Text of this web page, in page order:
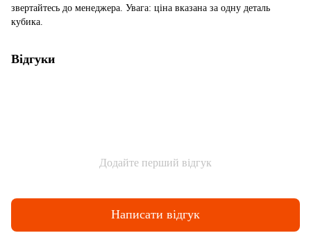
звертайтесь до менеджера. Увага: ціна вказана за одну деталь
кубика.
Відгуки
Додайте перший відгук
Написати відгук